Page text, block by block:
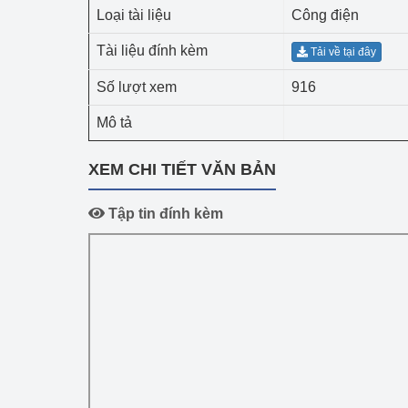
Công Thương -
Chuyển đổi số
Lịch sử phát triển
Phát triển nguồn
Loại tài liệu Công điện
Tài liệu đính kèm Tải về tại đây
Số lượt xem 916
Mô tả
XEM CHI TIẾT VĂN BẢN
Tập tin đính kèm